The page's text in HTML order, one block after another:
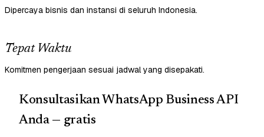
Dipercaya bisnis dan instansi di seluruh Indonesia.
Tepat Waktu
Komitmen pengerjaan sesuai jadwal yang disepakati.
Konsultasikan WhatsApp Business API
Anda — gratis